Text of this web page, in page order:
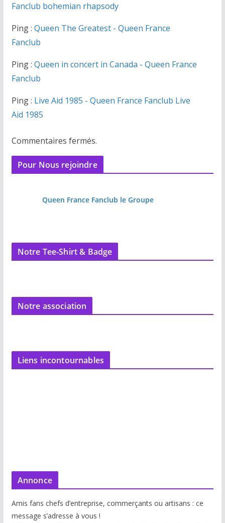
Fanclub bohemian rhapsody
Ping : Queen The Greatest - Queen France
Fanclub
Ping : Queen in concert in Canada - Queen France
Fanclub
Ping : Live Aid 1985 - Queen France Fanclub Live
Aid 1985
Commentaires fermés.
Pour Nous rejoindre
Queen France Fanclub le Groupe
Notre Tee-Shirt & Badge
Notre association
Liens incontournables
Annonce
Amis fans chefs d’entreprise, commerçants ou artisans : ce
message s’adresse à vous !